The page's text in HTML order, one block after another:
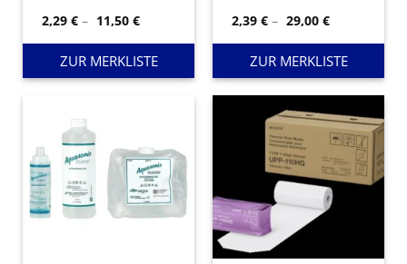
2,29€ – 11,50€Preisspanne:
2,29 €
bis
11,50 €
ZUR MERKLISTE
2,39€ – 29,00€
2,39 €
bis
29,00 €
ZUR MERKLISTE